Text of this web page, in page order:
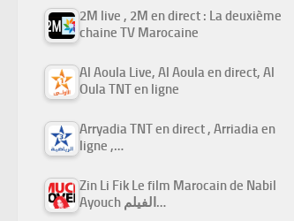
2M live , 2M en direct : La deuxième
chaine TV Marocaine
Al Aoula Live, Al Aoula en direct, Al
Oula TNT en ligne
Arryadia TNT en direct , Arriadia en
ligne ,…
Zin Li Fik Le film Marocain de Nabil
Ayouch الفيلم…